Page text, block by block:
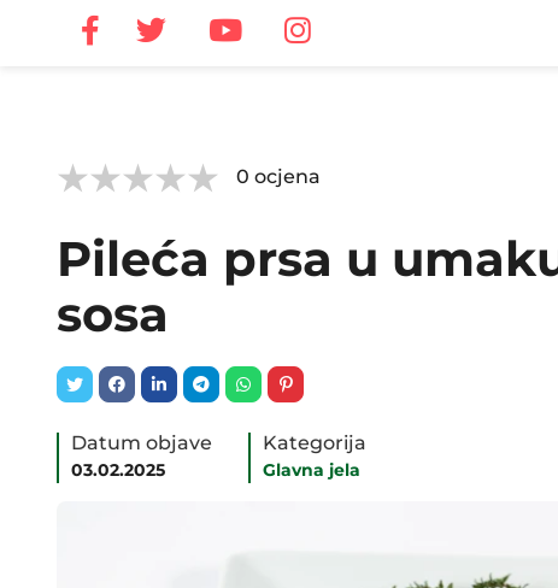


 0 ocjena
Pileća prsa u
sosa
Datum objave
03.02.2025
Kategorija
Glavna jela